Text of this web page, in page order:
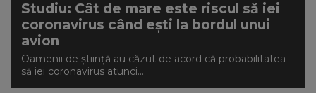
Studiu: Cât de mare este riscul să iei
coronavirus când eşti la bordul unui
avion
Oamenii de ştiinţă au căzut de acord că probabilitatea
să iei coronavirus atunci...